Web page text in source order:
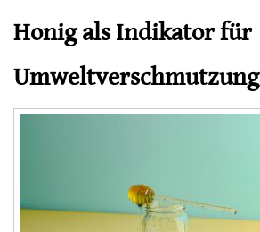
Honig als Indikator für
Umweltverschmutzung